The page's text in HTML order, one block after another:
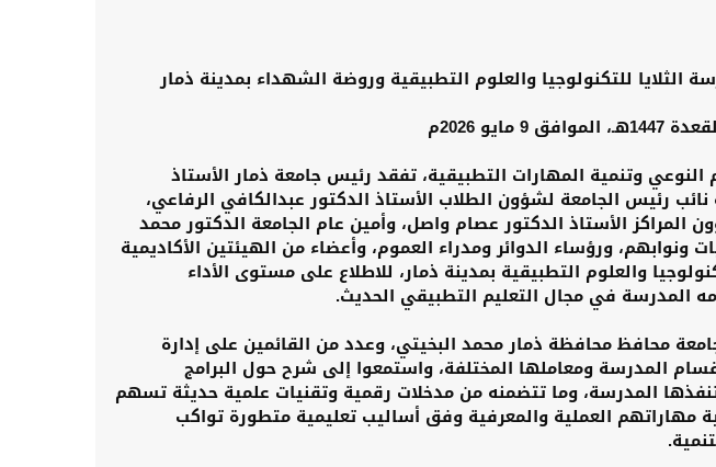
الثلايا للتكنولوجيا والعلوم التطبيقية وروضة الشهداء بمدينة ذمار
النوعي وتنمية المهارات التطبيقية، تفقد رئيس جامعة ذمار الأستاذ
رئيس الجامعة لشؤون الطلاب الأستاذ الدكتور عبدالكافي الرفاعي،
الأستاذ الدكتور عصام واصل، وأمين عام الجامعة الدكتور محمد
ونوابهم، ورؤساء الدوائر ومدراء العموم، وأعضاء من الهيئتين الأكاديمية
والعلوم التطبيقية بمدينة ذمار، للاطلاع على مستوى الأداء
المدرسة في مجال التعليم التطبيقي الحديث.
محافظ محافظة ذمار محمد البخيتي، وعدد من القائمين على إدارة
المدرسة ومعاملها المختلفة، واستمعوا إلى شرح حول البرامج
تنفذها المدرسة، وما تتضمنه من مدخلات رقمية وتقنيات علمية حديثة تسهم
مهاراتهم العملية والمعرفية وفق أساليب تعليمية متطورة تواكب